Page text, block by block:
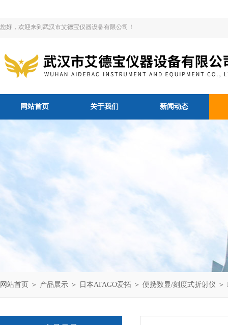
您好，欢迎来到武汉市艾德宝仪器设备有限公司！
网站首页 关于我们 新闻动态
网站首页 ＞ 产品展示 ＞ 日本ATAGO爱拓 ＞ 便携数显/刻度式折射仪 ＞